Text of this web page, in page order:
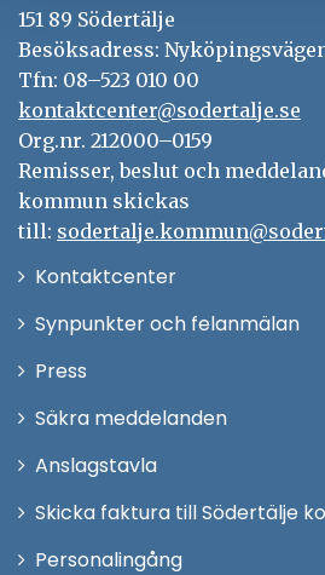
151 89 Södertälje
Besöksadress:
Tfn: 08–523 010 00
kontaktcenter@sodertalje.se
Org.nr. 212000–0159
Remisser, beslut och
kommun skickas
till:
KontaktcenterÖppna
Synpunkter och felanmälan
Press
fönster
Säkra meddelanden
Anslagstavla
Skicka faktura till Södertälje
PersonalingångÖppna